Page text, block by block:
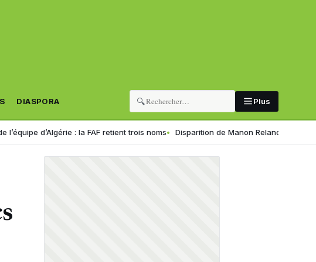
DIASPORA 🔍 Plus
: la FAF retient trois noms Disparition de Manon Relandeau : sa mère